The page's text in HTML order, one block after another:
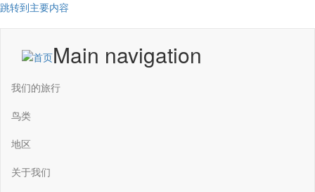
跳转到主要内容
Main navigation
我们的旅行
鸟类
地区
关于我们